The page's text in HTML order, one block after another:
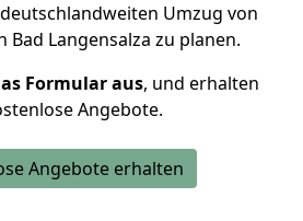
Umzug von
Bad Langensalza zu planen.
Formular aus, und erhalten
Angebote.
Angebote erhalten